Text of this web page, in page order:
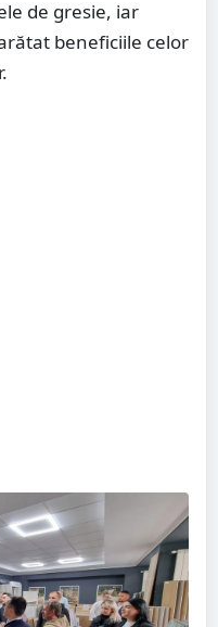
de gresie, iar
beneficiile celor